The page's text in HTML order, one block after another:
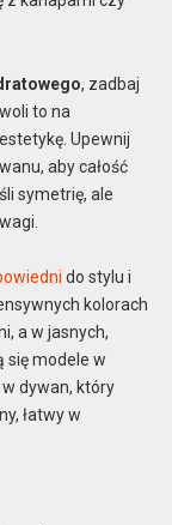
, zadbaj
to na
Upewnij
aby całość
symetrię, ale
do stylu i
kolorach
a w jasnych,
się modele w
dywan, który
łatwy w